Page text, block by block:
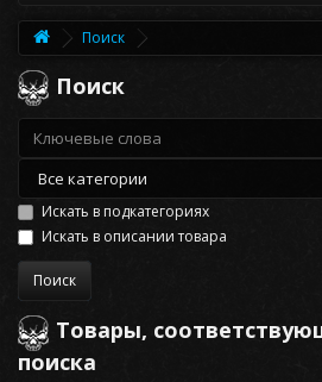
Поиск
Поиск
Искать в подкатегориях
Искать в описании товара
Товары,
поиска